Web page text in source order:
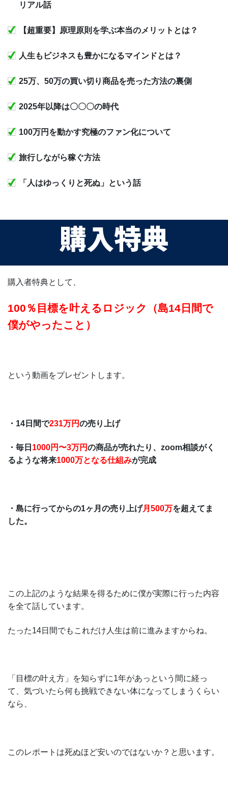
リアル話
【超重要】原理原則を学ぶ本当のメリットとは？
人生もビジネスも豊かになるマインドとは？
25万、50万の買い切り商品を売った方法の裏側
2025年以降は〇〇〇の時代
100万円を動かす究極のファン化について
旅行しながら稼ぐ方法
「人はゆっくりと死ぬ」という話
購入特典
購入者特典として、
100％目標を叶えるロジック（島14日間で
僕がやったこと）
という動画をプレゼントします。
・14日間で231万円の売り上げ
・毎日 1000円〜3万円の商品が売れたり、zoom相談がく
るような将来1000万となる仕組みが完成
・島に行ってからの1ヶ月の売り上げ月500万を超えてま
した。
この上記のような結果を得るために僕が実際に行った内容
を全て話しています。
たった14日間でもこれだけ人生は前に進みますからね。
「目標の叶え方」を知らずに1年があっという間に経っ
て、気づいたら何も挑戦できない体になってしまうくらい
なら、
このレポートは死ぬほど安いのではないか？と思います。